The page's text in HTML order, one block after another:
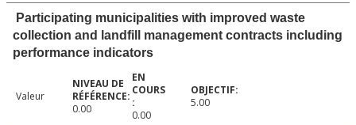
Participating municipalities with improved waste
collection and landfill management contracts including
performance indicators
Valeur
0.00
0.00
5.00